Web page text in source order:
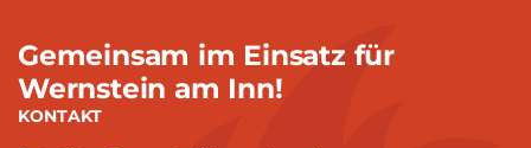
Gemeinsam im Einsatz für
Wernstein am Inn!
KONTAKT